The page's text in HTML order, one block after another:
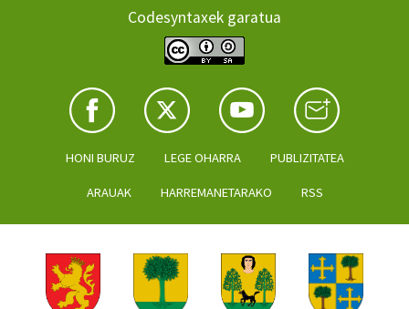
Codesyntaxek garatua
HONI BURUZ LEGE OHARRA PUBLIZITATEA
ARAUAK HARREMANETARAKO RSS